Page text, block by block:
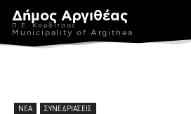
Δήμος Αργιθέας
Π.Ε. Καρδίτσας
Municipality of Argithea
ΝΕΑ ΣΥΝΕΔΡΙΑΣΕΙΣ